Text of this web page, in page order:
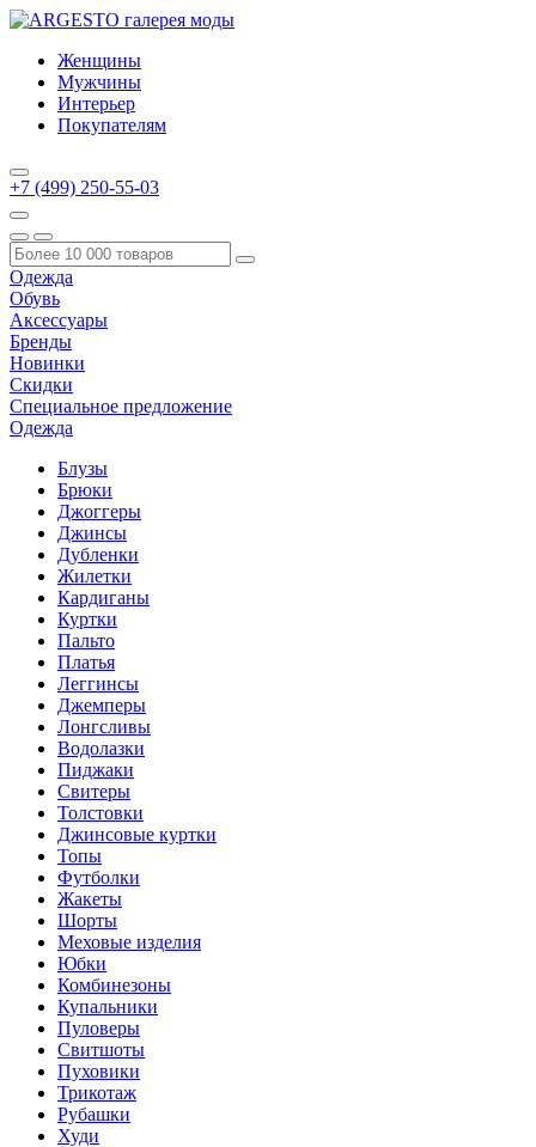
Женщины
Мужчины
Интерьер
Покупателям
+7 (499) 250-55-03
Одежда
Обувь
Аксессуары
Бренды
Новинки
Скидки
Специальное предложение
Одежда
Блузы
Брюки
Джоггеры
Джинсы
Дубленки
Жилетки
Кардиганы
Куртки
Пальто
Платья
Леггинсы
Джемперы
Лонгсливы
Водолазки
Пиджаки
Свитеры
Толстовки
Джинсовые куртки
Топы
Футболки
Жакеты
Шорты
Меховые изделия
Юбки
Комбинезоны
Купальники
Пуловеры
Свитшоты
Пуховики
Трикотаж
Рубашки
Худи